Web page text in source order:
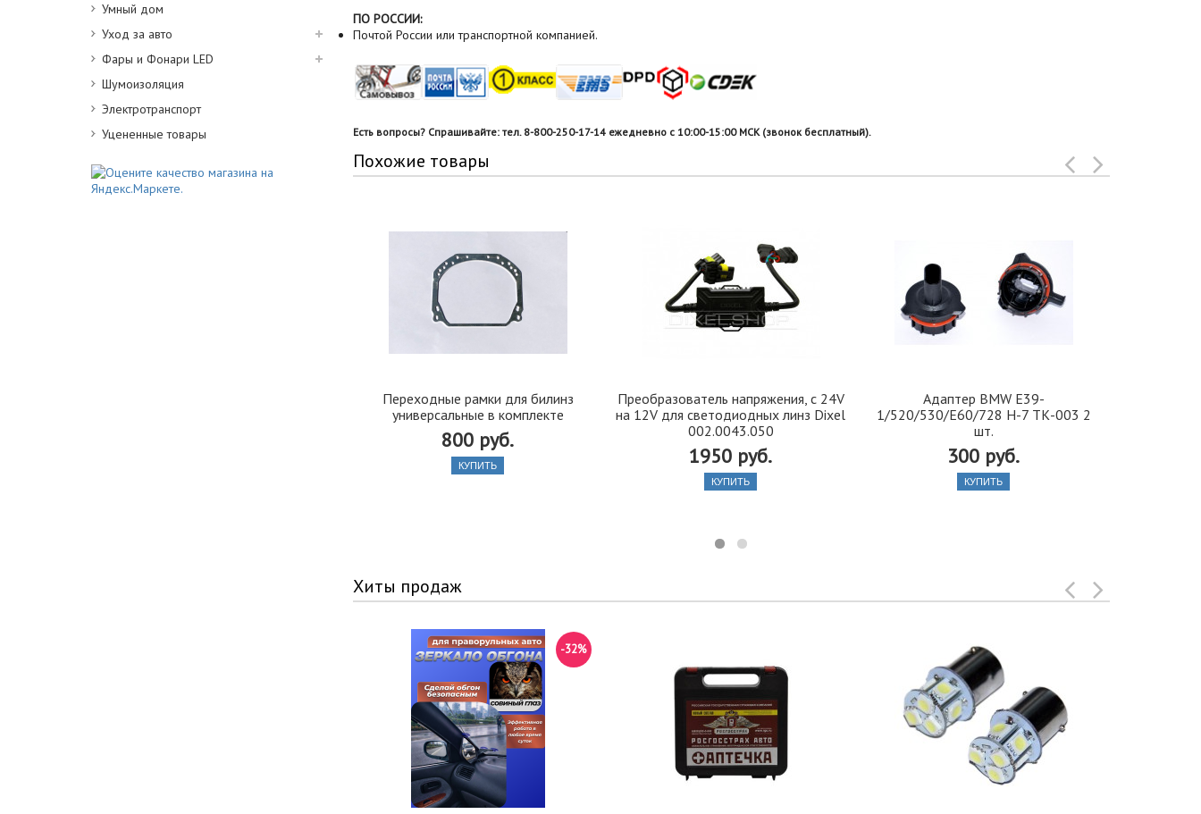
Умный дом
Уход за авто
Фары и Фонари LED
Шумоизоляция
Электротранспорт
Уцененные товары
ПО РОССИИ:
Почтой России или транспортной компанией.
Есть вопросы? Спрашивайте: тел. 8-800-250-17-14 ежедневно с 10:00-15:00 МСК (звонок бесплатный).
Похожие товары
Переходные рамки для билинз
универсальные в комплекте
800 руб.
КУПИТЬ
Преобразователь напряжения, с 24V
на 12V для светодиодных линз Dixel
002.0043.050
1950 руб.
КУПИТЬ
Адаптер BMW E39-
1/520/530/E60/728 H-7 ТК-003 2
шт.
300 руб.
КУПИТЬ
Хиты продаж
-32%